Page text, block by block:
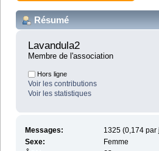
Résumé
Lavandula2
Membre de l'association
Hors ligne
Voir les contributions
Voir les statistiques
Messages:
1325 (0,174 par
Sexe:
Femme